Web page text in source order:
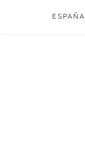
ESPAÑA